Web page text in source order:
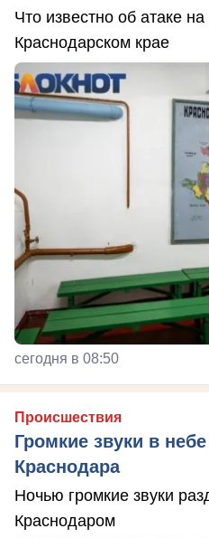
Что известно об атаке
Краснодарском крае
сегодня в 08:50
Происшествия
Громкие звуки в
Краснодара
Ночью громкие звуки
Краснодаром